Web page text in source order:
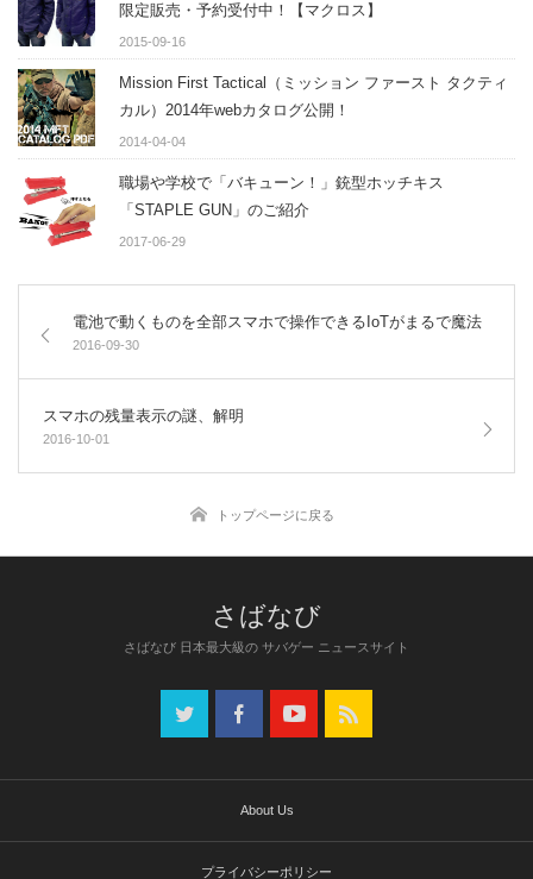
限定販売・予約受付中！【マクロス】
2015-09-16
Mission First Tactical（ミッション ファースト タクティ
カル）2014年webカタログ公開！
2014-04-04
職場や学校で「バキューン！」銃型ホッチキス
「STAPLE GUN」のご紹介
2017-06-29
電池で動くものを全部スマホで操作できるIoTがまるで魔法
2016-09-30
スマホの残量表示の謎、解明
2016-10-01
トップページに戻る
さばなび 日本最大級の サバゲー ニュースサイト
About Us
プライバシーポリシー